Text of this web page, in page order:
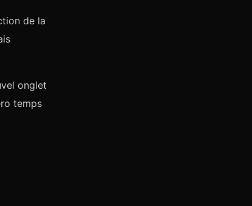
de la
onglet
temps